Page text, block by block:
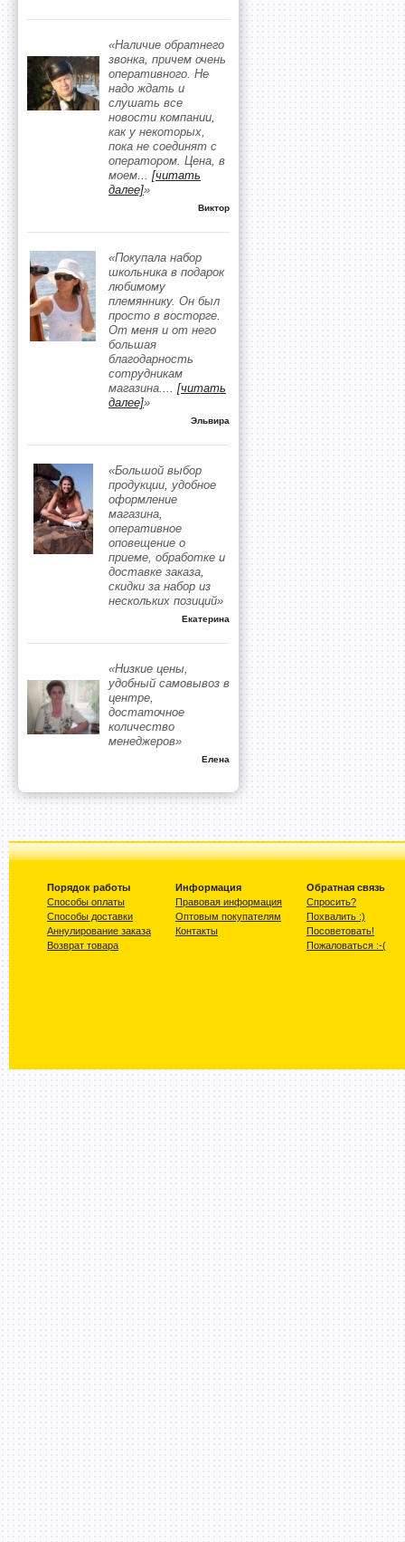
«Наличие обратнего
звонка, причем очень
оперативного. Не
надо ждать и
слушать все
новости компании,
как у некоторых,
пока не соединят с
оператором. Цена, в
моем... [читать
далее]»
Виктор
«Покупала набор
школьника в подарок
любимому
племяннику. Он был
просто в восторге.
От меня и от него
большая
благодарность
сотрудникам
магазина.... [читать
далее]»
Эльвира
«Большой выбор
продукции, удобное
оформление
магазина,
оперативное
оповещение о
приеме, обработке и
доставке заказа,
скидки за набор из
нескольких позиций»
Екатерина
«Низкие цены,
удобный самовывоз в
центре,
достаточное
количество
менеджеров»
Елена
Порядок работы
Способы оплаты
Способы доставки
Аннулирование заказа
Возврат товара
Информация
Правовая информация
Оптовым покупателям
Контакты
Обратная связь
Спросить?
Похвалить :)
Посоветовать!
Пожаловаться :-(